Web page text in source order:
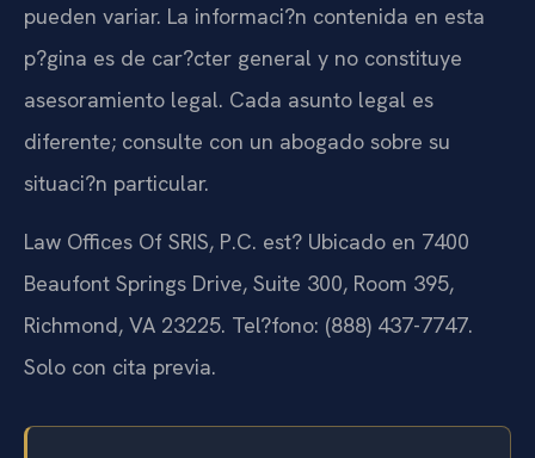
pueden variar. La informaci?n contenida en esta
p?gina es de car?cter general y no constituye
asesoramiento legal. Cada asunto legal es
diferente; consulte con un abogado sobre su
situaci?n particular.
Law Offices Of SRIS, P.C. est? Ubicado en 7400
Beaufont Springs Drive, Suite 300, Room 395,
Richmond, VA 23225. Tel?fono: (888) 437-7747.
Solo con cita previa.